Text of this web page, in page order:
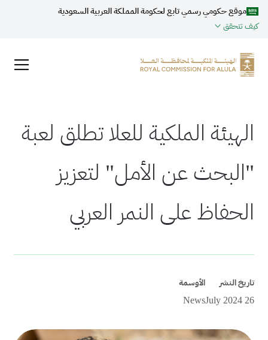
موقع حكومي رسمي تابع لحكومة المملكة العربية السعودية
كيف تتحقق
الهيئة الملكية للعلا تطلق لعبة
"البحث عن الأمل" لتعزيز
الحفاظ على النمر العربي
تاريخ النشر
26 July 2024
الأوسمة
News